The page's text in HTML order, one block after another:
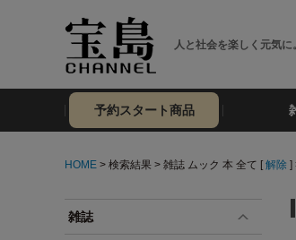
人と社会を楽しく元気
予約スタート商品
HOME > 検索結果 > 雑誌 ムック 本 全て [ 解除 ]
雑誌